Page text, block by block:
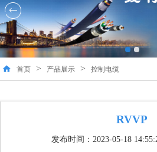
首页 > 产品展示 > 控制电缆
RVVP
发布时间：2023-05-18